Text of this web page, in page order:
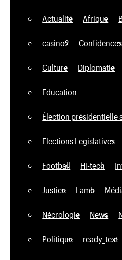
Actualité Afrique
casino2 Confidences
Culture Diplomatie
Education
Élection présidentielle
Elections Legislatives
Football Hi-tech
Justice Lamb
Nécrologie News
Politique ready_text